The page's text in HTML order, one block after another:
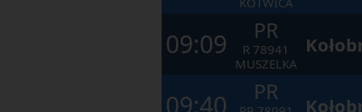
09:09
PR
R 78941
MUSZELKA
09:40
PR